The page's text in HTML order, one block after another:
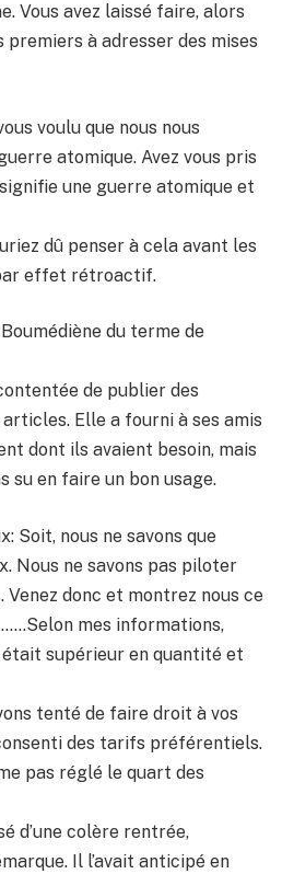
Vous avez laissé faire, alors
premiers à adresser des mises
voulu que nous nous
atomique. Avez vous pris
une guerre atomique et
dû penser à cela avant les
effet rétroactif.
du terme de
contentée de publier des
Elle a fourni à ses amis
dont ils avaient besoin, mais
su en faire un bon usage.
Soit, nous ne savons que
Nous ne savons pas piloter
Venez donc et montrez nous ce
mes informations,
était supérieur en quantité et
tenté de faire droit à vos
des tarifs préférentiels.
pas réglé le quart des
d’une colère rentrée,
Il l’avait anticipé en